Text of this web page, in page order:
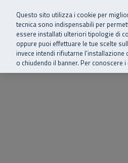
Vai al menu principale
Vai al contenuto principale
Vai al Footer
SuperAbile - il Contact Center
Home
Questo sito utilizza i cookie per
tecnica sono indispensabili per
essere installati ulteriori tipologie di
oppure puoi effettuare le tue scelte
invece intendi rifiutarne l’installazione
o chiudendo il banner. Per conoscere